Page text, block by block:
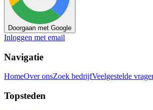
Doorgaan met Google
Inloggen met email
Navigatie
HomeOver onsZoek bedrijfVeelgestelde
Topsteden